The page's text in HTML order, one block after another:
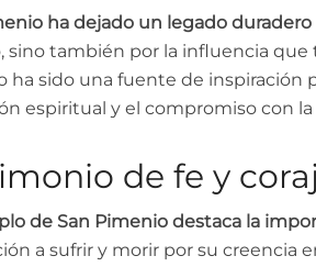
ha dejado un legado
sino también por la influencia que
ha sido una fuente de inspiración
espiritual y el compromiso con
de fe y
de San Pimenio destaca la
a sufrir y morir por su creencia